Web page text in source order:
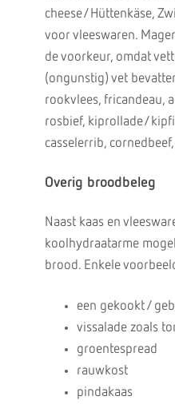
cheese/Hüttenkäse,
voor vleeswaren.
de voorkeur, omdat
(ongunstig) vet
rookvlees, fricandeau,
rosbief, kiprollade/
casselerrib,
Overig broodbeleg
Naast kaas en
koolhydraatarme
brood. Enkele
een gekookt /
vissalade zoals
groentespread
rauwkost
pindakaas